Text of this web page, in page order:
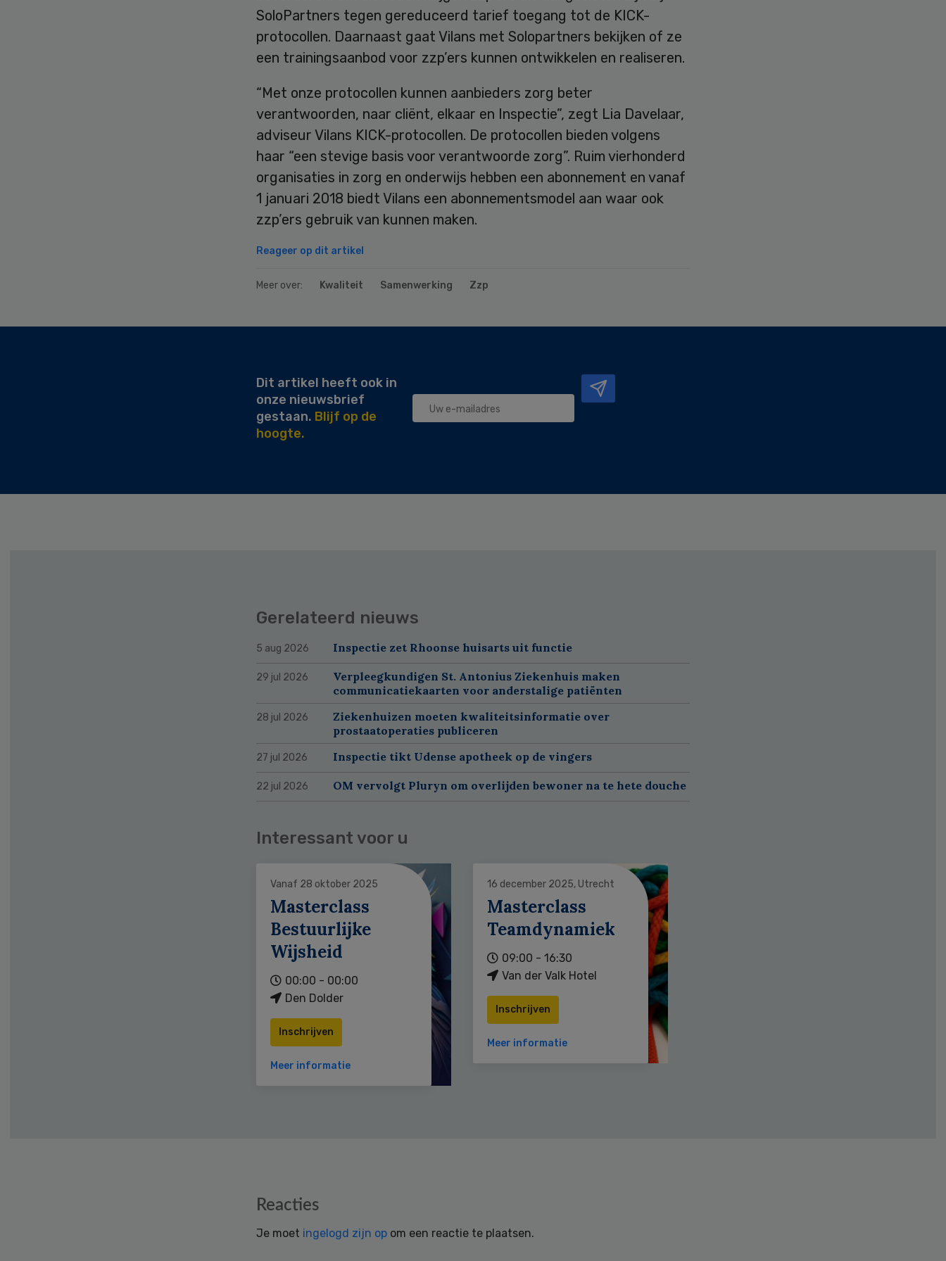
SoloPartners tegen gereduceerd tarief toegang tot de KICK-
protocollen. Daarnaast gaat Vilans met Solopartners bekijken of ze
een trainingsaanbod voor zzp’ers kunnen ontwikkelen en realiseren.
“Met onze protocollen kunnen aanbieders zorg beter
verantwoorden, naar cliënt, elkaar en Inspectie”, zegt Lia Davelaar,
adviseur Vilans KICK-protocollen. De protocollen bieden volgens
haar “een stevige basis voor verantwoorde zorg”. Ruim vierhonderd
organisaties in zorg en onderwijs hebben een abonnement en vanaf
1 januari 2018 biedt Vilans een abonnementsmodel aan waar ook
zzp’ers gebruik van kunnen maken.
Reageer op dit artikel
Meer over: Kwaliteit Samenwerking Zzp
Dit artikel heeft ook in
onze nieuwsbrief
gestaan. Blijf op de
hoogte.
Gerelateerd nieuws
5 aug 2026 Inspectie zet Rhoonse huisarts uit functie
29 jul 2026
Verpleegkundigen St. Antonius Ziekenhuis maken
communicatiekaarten voor anderstalige patiënten
28 jul 2026
Ziekenhuizen moeten kwaliteitsinformatie over
prostaatoperaties publiceren
27 jul 2026 Inspectie tikt Udense apotheek op de vingers
22 jul 2026 OM vervolgt Pluryn om overlijden bewoner na te hete douche
Interessant voor u
Vanaf 28 oktober 2025
Masterclass
Bestuurlijke
Wijsheid
00:00 - 00:00
Den Dolder
Inschrijven
Meer informatie
16 december 2025, Utrecht
Masterclass
Teamdynamiek
09:00 - 16:30
Van der Valk Hotel
Inschrijven
Meer informatie
Reacties
Je moet ingelogd zijn op om een reactie te plaatsen.